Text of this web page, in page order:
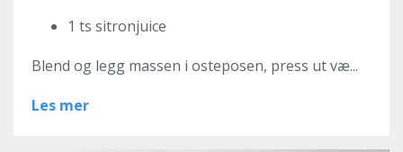
1 ts sitronjuice
Blend og legg massen i osteposen, press ut væ...
Les mer